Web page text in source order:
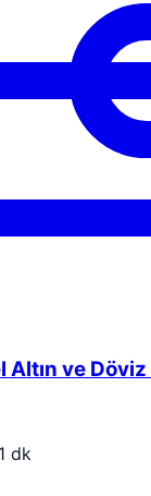
Altın ve Döviz
1 dk